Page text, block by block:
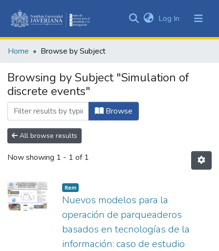
&
All of DSpace
Log In (current)
Home Browse by Subject
Browsing by Subject "Simulation of
discrete events"
Browse
All browse results
Now showing 1 - 1 of 1
Item
Nuevos modelos para la
operación de parqueaderos
basados en tecnologías de la
información: caso de estudio